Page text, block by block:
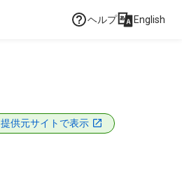
ヘルプ English
提供元サイトで表示